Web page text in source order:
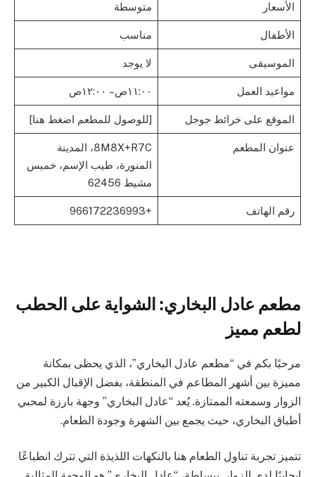
الأسعار متوسطة
الأطفال مناسب
الموسيقى لا يوجد
مواعيد العمل ١١:٠٠ص – ١٢:٠٠ص
الموقع على خرائط جوجل [للوصول للمطعم اضغط هنا]
عنوان المطعم
8M8X+R7C، المدينة
المنورة، طيب الإسم، خميس
مشيط 62456
رقم الهاتف +966172236993
مطعم عادل البخاري: الشواية على الحطب
لطعم مميز
مرحبًا بكم في “مطعم عادل البخاري”، الذي يحظى بمكانة
مميزة بين أشهر المطاعم في المنطقة، بفضل الإقبال الكبير من
الزوار وسمعته الممتازة. يُعد “عادل البخاري” وجهة بارزة لمحبي
أطباق البخاري، حيث يجمع بين الشهرة وجودة الطعام.
تتميز تجربة تناول الطعام هنا بالنكهات اللذيذة التي تترك انطباعًا